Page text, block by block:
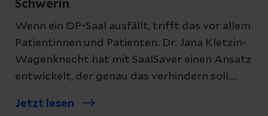
Schwerin
Wenn ein OP-Saal ausfällt, trifft das vor allem
Patientinnen und Patienten. Dr. Jana Kletzin-
Wagenknecht hat mit SaalSaver einen Ansatz
entwickelt, der genau das verhindern soll.
Jetzt lesen